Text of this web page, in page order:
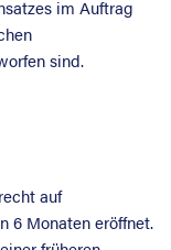
im Auftrag
sind.
auf
6 Monaten eröffnet.